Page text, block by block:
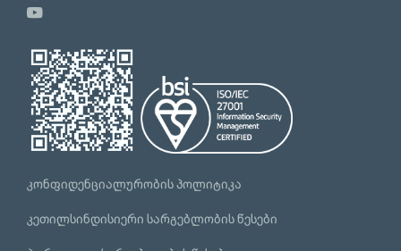
კონფიდენციალურობის პოლიტიკა
კეთილსინდისიერი სარგებლობის წესები